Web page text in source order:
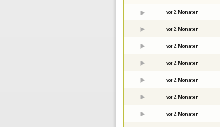
vor 2 Monaten
vor 2 Monaten
vor 2 Monaten
vor 2 Monaten
vor 2 Monaten
vor 2 Monaten
vor 2 Monaten